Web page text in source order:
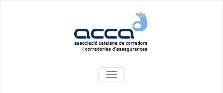
COMMUTA
LA